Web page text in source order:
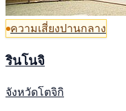
ความเสี่ยงปานกลาง
รินโนจิ
จังหวัดโตจิกิ